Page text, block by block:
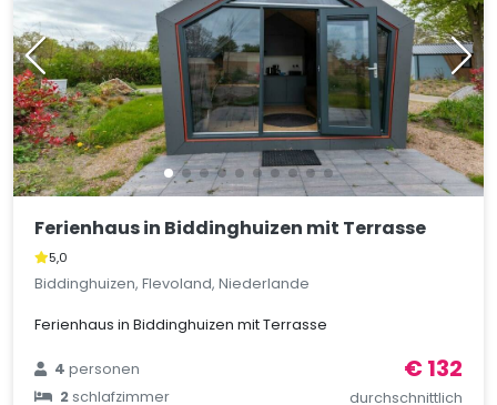
Ferienhaus in Biddinghuizen mit Terrasse
5,0
Biddinghuizen, Flevoland, Niederlande
Ferienhaus in Biddinghuizen mit Terrasse
4personen
2schlafzimmer
€ 132
durchschnittlich